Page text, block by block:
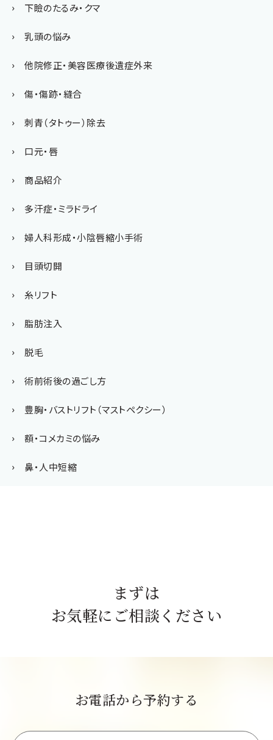
下瞼のたるみ・クマ
乳頭の悩み
他院修正・美容医療後遺症外来
傷・傷跡・縫合
刺青（タトゥー）除去
口元・唇
商品紹介
多汗症・ミラドライ
婦人科形成・小陰唇縮小手術
目頭切開
糸リフト
脂肪注入
脱毛
術前術後の過ごし方
豊胸・バストリフト（マストペクシー）
額・コメカミの悩み
鼻・人中短縮
まずは
お気軽にご相談ください
お電話から予約する